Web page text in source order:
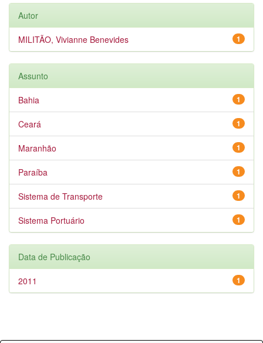
Autor
1
MILITÃO, Vivianne Benevides
Assunto
1
Bahia
1
Ceará
1
Maranhão
1
Paraíba
1
Sistema de Transporte
1
Sistema Portuário
Data de Publicação
1
2011